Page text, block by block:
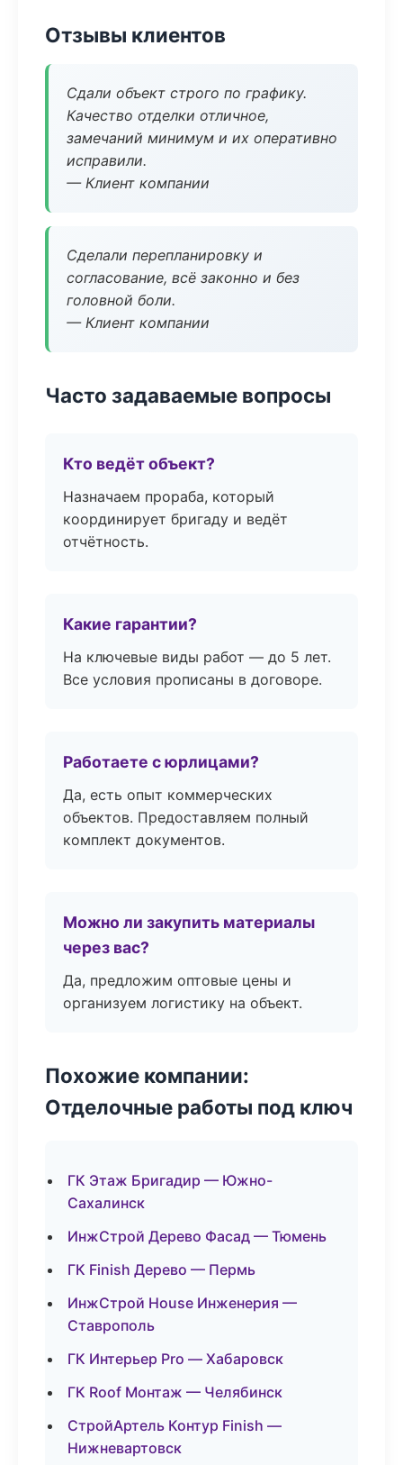
Отзывы клиентов
Сдали объект строго по графику.
Качество отделки отличное,
замечаний минимум и их оперативно
исправили.
— Клиент компании
Сделали перепланировку и
согласование, всё законно и без
головной боли.
— Клиент компании
Часто задаваемые вопросы
Кто ведёт объект?
Назначаем прораба, который
координирует бригаду и ведёт
отчётность.
Какие гарантии?
На ключевые виды работ — до 5 лет.
Все условия прописаны в договоре.
Работаете с юрлицами?
Да, есть опыт коммерческих
объектов. Предоставляем полный
комплект документов.
Можно ли закупить материалы
через вас?
Да, предложим оптовые цены и
организуем логистику на объект.
Похожие компании:
Отделочные работы под ключ
ГК Этаж Бригадир — Южно-
Сахалинск
ИнжСтрой Дерево Фасад — Тюмень
ГК Finish Дерево — Пермь
ИнжСтрой House Инженерия —
Ставрополь
ГК Интерьер Pro — Хабаровск
ГК Roof Монтаж — Челябинск
СтройАртель Контур Finish —
Нижневартовск